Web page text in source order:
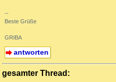
--
Beste Grüße
GRIBA
antworten
gesamter Thread: